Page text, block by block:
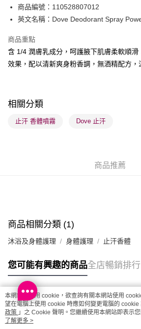
PayMe
WeChat Pay
BoC Pay
送貨方式
每筆HK$65.00，滿HK$300.00或以上免運費
每筆HK$65.00，滿HK$300.00或以上免運費
(香港門市) 只顯示可選門市。確認發貨後
(澳門門市) 只顯示可選門市。確認發貨後2-
取。逾期會取消訂單，並不會安排重寄
澳門地區配送 - 確認發貨後1-4個工作天送達
商品編號：110528807012
英文名稱：Dove Deodorant Spray
商品重點
含 1/4 潤膚乳成分，呵護腋下肌膚柔軟順
效果，配以清新爽身粉香調，無酒精配方，
相關分類
止汗 香體噴霧 Dove 止汗
商品推薦
商品相關分類 (1)
沐浴及身體護理 身體護理 止汗香體
您可能有興趣的商品全店暢銷排行
熱門標籤
熱銷排行
本網站中使用 cookie，欲查詢有關本網站使用
望在電腦上使用 cookie 時應如何變更電腦的 cookie
政策 」之 Cookie 聲明。您繼續使用本網站即表示
條款之 Cookie 聲明使用 cookie。
了解更多 >